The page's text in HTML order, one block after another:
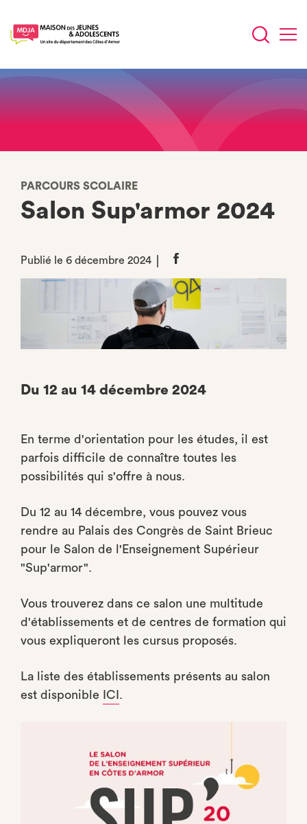
Aller
PARCOURS SCOLAIRE
Salon Sup'armor 2024
Publié le 6 décembre 2024
Partager
Facebook
Du 12 au 14 décembre 2024
En terme d'orientation pour les études, il est
parfois difficile de connaître toutes les
possibilités qui s'offre à nous.
Du 12 au 14 décembre, vous pouvez vous
rendre au Palais des Congrès de Saint Brieuc
pour le Salon de l'Enseignement Supérieur
"Sup'armor".
Vous trouverez dans ce salon une multitude
d'établissements et de centres de formation qui
vous expliqueront les cursus proposés.
La liste des établissements présents au salon
est disponible
ICI .